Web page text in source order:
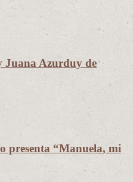
Juana Azurduy de
presenta “Manuela, mi